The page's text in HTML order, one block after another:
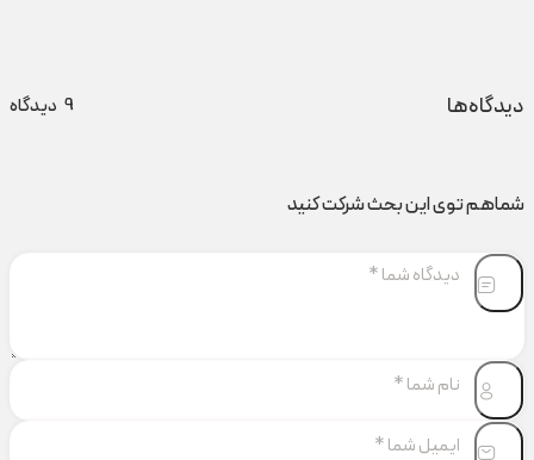
دیدگاه‌ها 9 دیدگاه
شماهم توی این بحث شرکت کنید